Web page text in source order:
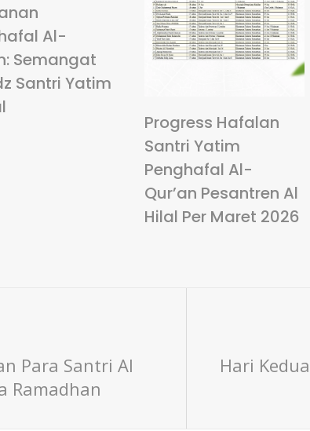
Al-
Semangat
Santri Yatim
Progress Hafalan
Santri Yatim
Penghafal Al-
Qur’an Pesantren Al
Hilal Per Maret 2026
Para Santri Al
Ramadhan
Hari